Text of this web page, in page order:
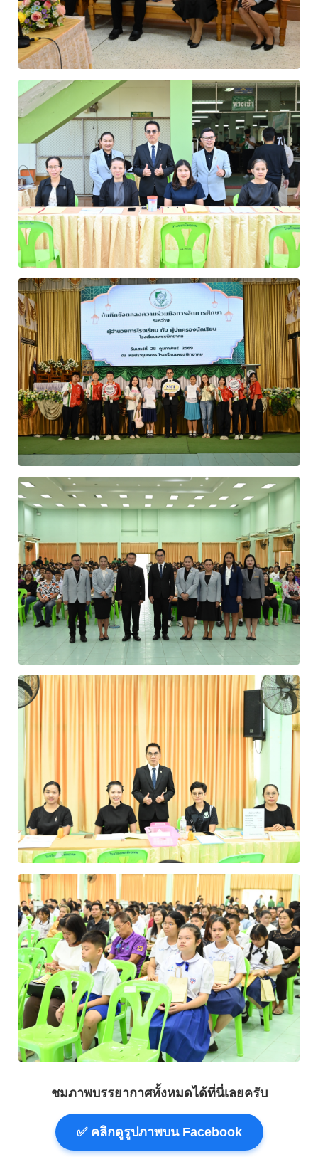
ชมภาพบรรยากาศทั้งหมดได้ที่นี่เลยครับ
✅ คลิกดูรูปภาพบน Facebook